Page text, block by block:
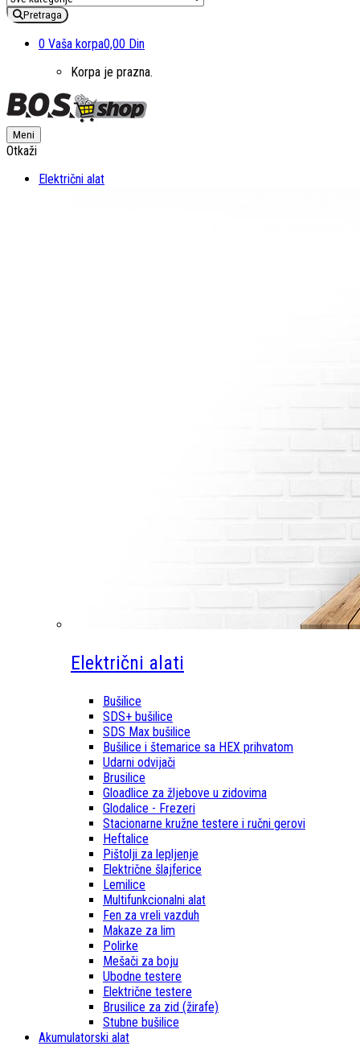
Pretraga
0 Vaša korpa0,00 Din
Korpa je prazna.
Meni
Otkaži
Električni alat
Električni alati
Bušilice
SDS+ bušilice
SDS Max bušilice
Bušilice i štemarice sa HEX prihvatom
Udarni odvijači
Brusilice
Gloadlice za žljebove u zidovima
Glodalice - Frezeri
Stacionarne kružne testere i ručni gerovi
Heftalice
Pištolji za lepljenje
Električne šlajferice
Lemilice
Multifunkcionalni alat
Fen za vreli vazduh
Makaze za lim
Polirke
Mešači za boju
Ubodne testere
Električne testere
Brusilice za zid (žirafe)
Stubne bušilice
Akumulatorski alat